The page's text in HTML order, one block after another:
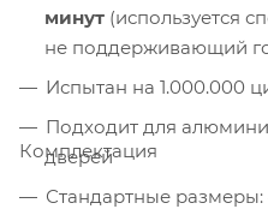
минут (используется
не поддерживающий
Испытан на 1.000.000
Подходит для
дверей
Стандартные размеры:
Комплектация